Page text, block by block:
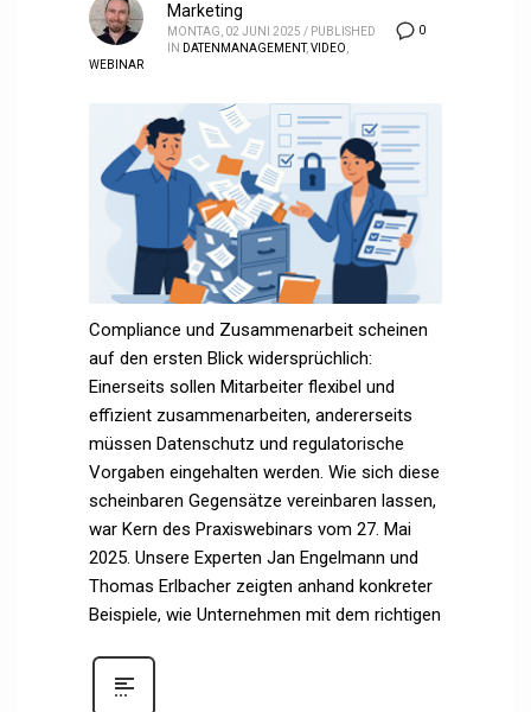
0
Marketing
MONTAG, 02 JUNI 2025 / PUBLISHED
IN DATENMANAGEMENT,VIDEO
WEBINAR
Compliance und Zusammenarbeit scheinen
auf den ersten Blick widersprüchlich:
Einerseits sollen Mitarbeiter flexibel und
effizient zusammenarbeiten, andererseits
müssen Datenschutz und regulatorische
Vorgaben eingehalten werden. Wie sich diese
scheinbaren Gegensätze vereinbaren lassen,
war Kern des Praxiswebinars vom 27. Mai
2025. Unsere Experten Jan Engelmann und
Thomas Erlbacher zeigten anhand konkreter
Beispiele, wie Unternehmen mit dem richtigen